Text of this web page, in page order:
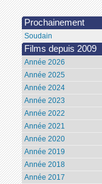
Prochainement
Soudain
Films depuis 2009
Année 2026
Année 2025
Année 2024
Année 2023
Année 2022
Année 2021
Année 2020
Année 2019
Année 2018
Année 2017